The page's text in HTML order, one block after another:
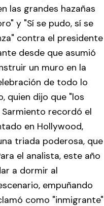
las grandes hazañas
y "Sí se pudo, sí se
contra el presidente
desde que asumió
un muro en la
de todo lo
quien dijo que "los
recordó el
en Hollywood,
triada poderosa, que
el analista, este año
a dormir al
empuñando
como "inmigrante"